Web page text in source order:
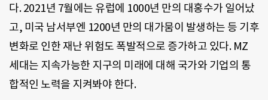
다. 2021년 7월에는 유럽에 1000년 만의 대홍수가 일어났
고, 미국 남서부엔 1200년 만의 대가뭄이 발생하는 등 기후
변화로 인한 재난 위험도 폭발적으로 증가하고 있다. MZ
세대는 지속가능한 지구의 미래에 대해 국가와 기업의 통
합적인 노력을 지켜봐야 한다.